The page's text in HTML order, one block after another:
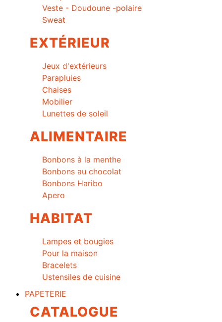
Veste - Doudoune -polaire
Sweat
EXTÉRIEUR
Jeux d'extérieurs
Parapluies
Chaises
Mobilier
Lunettes de soleil
ALIMENTAIRE
Bonbons à la menthe
Bonbons au chocolat
Bonbons Haribo
Apero
HABITAT
Lampes et bougies
Pour la maison
Bracelets
Ustensiles de cuisine
PAPETERIE
CATALOGUE